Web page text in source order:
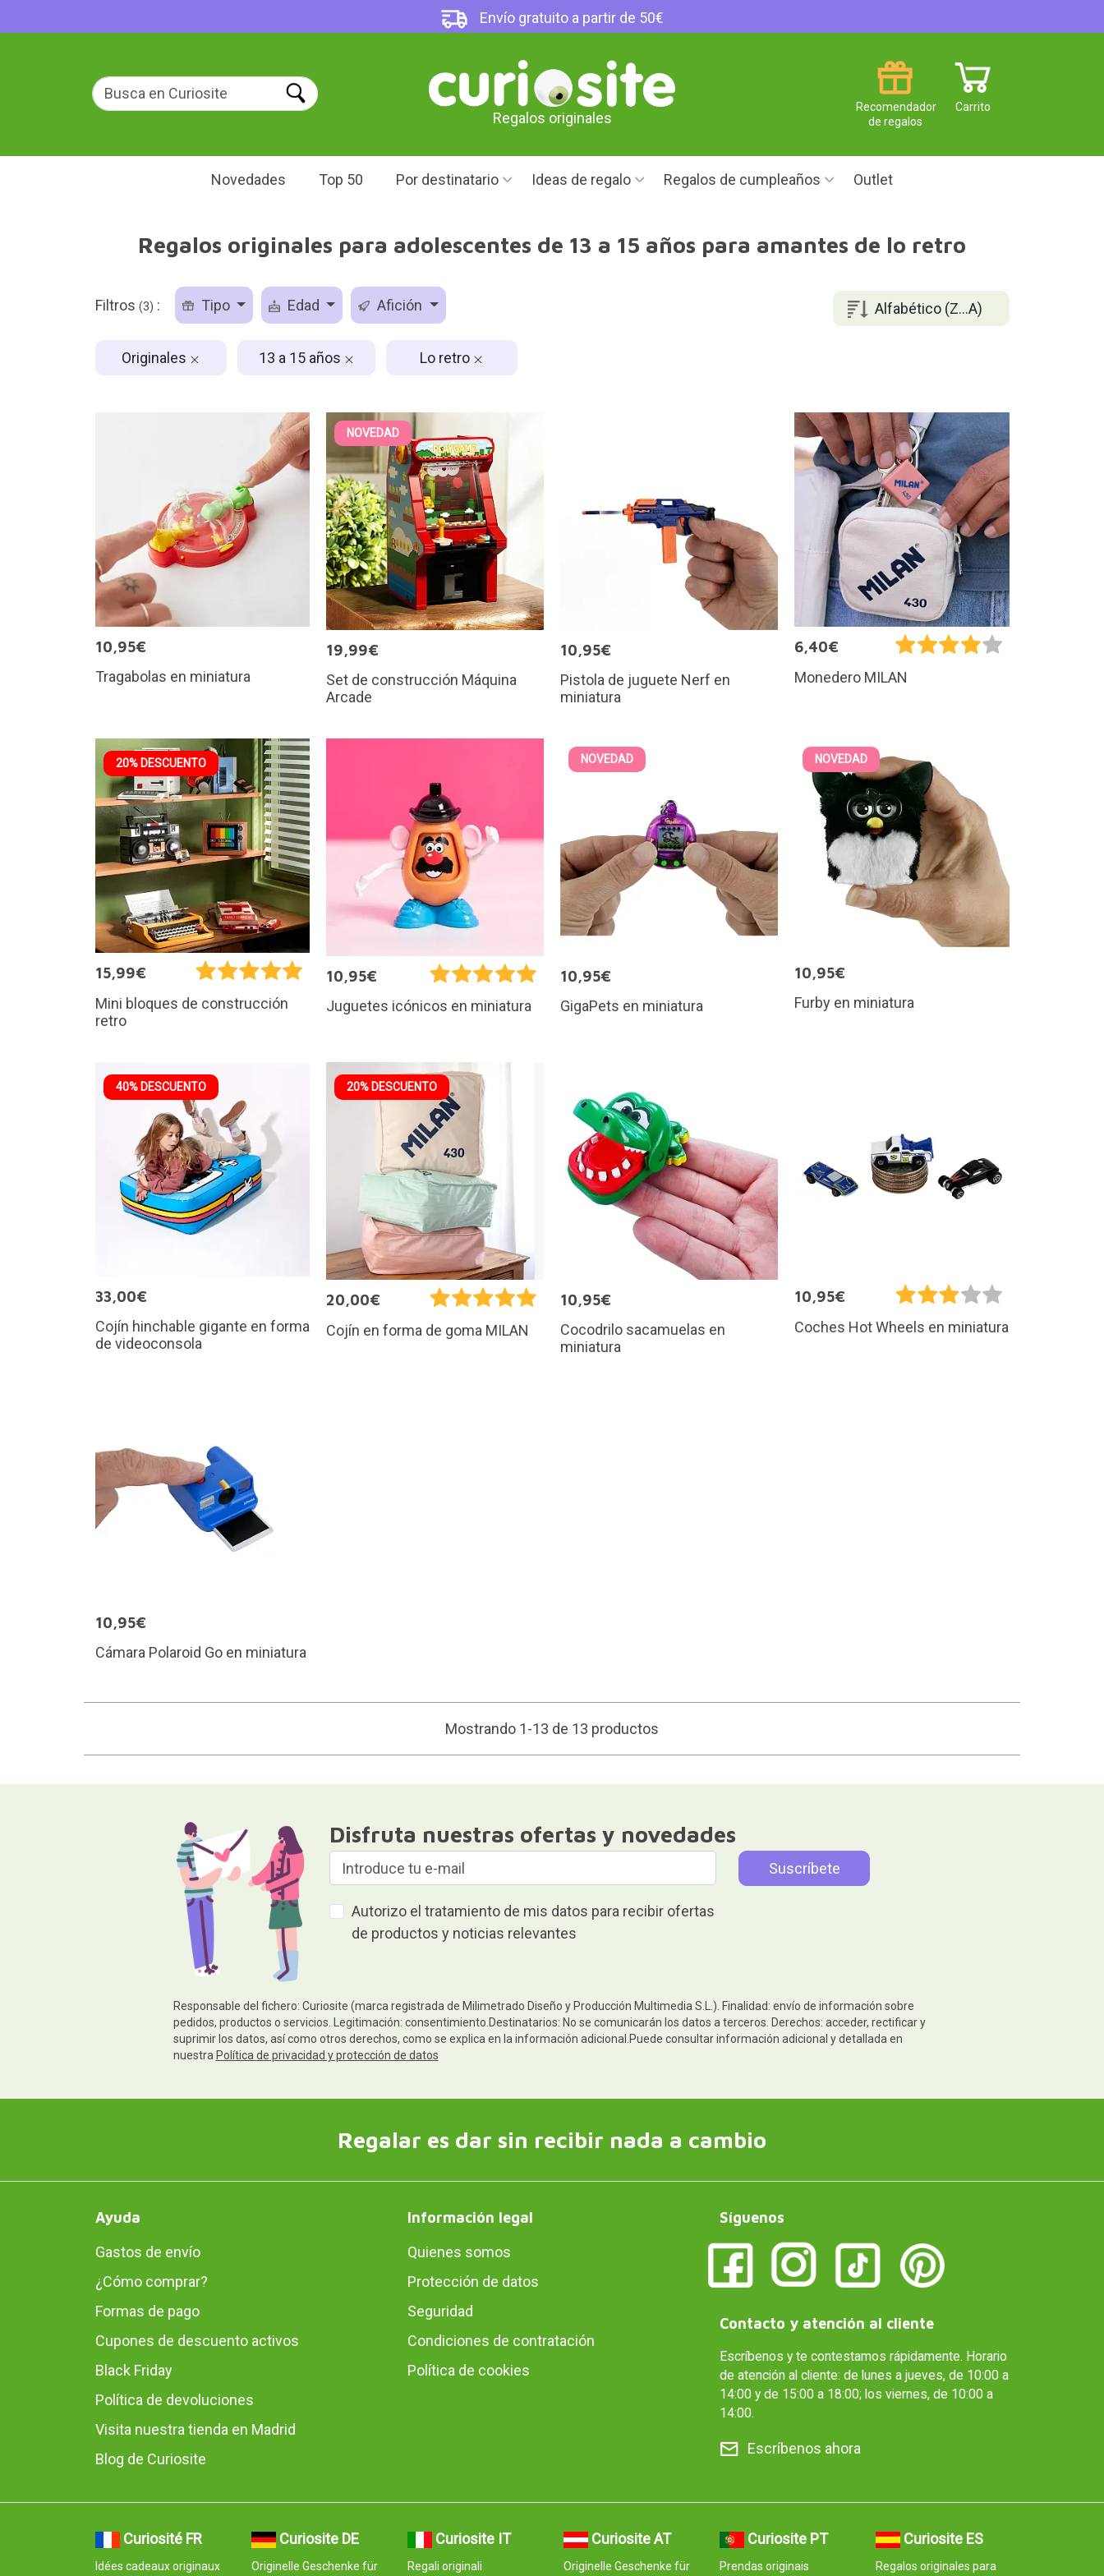
Envío gratuito a partir de 50€
Regalos originales
Carrito
Recomendador
de regalos
Novedades Top 50 Por destinatario Ideas de regalo Regalos de cumpleaños Outlet
Regalos originales para adolescentes de 13 a 15 años para amantes de lo retro
Alfabético (Z...A)
Filtros (3) : Tipo Edad Afición
Originales 13 a 15 años Lo retro
10,95€
Tragabolas en miniatura
NOVEDAD
19,99€
Set de construcción Máquina
Arcade
10,95€
Pistola de juguete Nerf en
miniatura
6,40€
Monedero MILAN
20% DESCUENTO
15,99€
Mini bloques de construcción
retro
10,95€
Juguetes icónicos en miniatura
NOVEDAD
10,95€
GigaPets en miniatura
NOVEDAD
10,95€
Furby en miniatura
40% DESCUENTO
33,00€
Cojín hinchable gigante en forma
de videoconsola
20% DESCUENTO
20,00€
Cojín en forma de goma MILAN
10,95€
Cocodrilo sacamuelas en
miniatura
10,95€
Coches Hot Wheels en miniatura
10,95€
Cámara Polaroid Go en miniatura
Mostrando 1-13 de 13 productos
Disfruta nuestras ofertas y novedades
Autorizo el tratamiento de mis datos para recibir ofertas
de productos y noticias relevantes
Responsable del fichero: Curiosite (marca registrada de Milimetrado Diseño y Producción Multimedia S.L.). Finalidad: envío de información sobre
pedidos, productos o servicios. Legitimación: consentimiento.Destinatarios: No se comunicarán los datos a terceros. Derechos: acceder, rectificar y
suprimir los datos, así como otros derechos, como se explica en la información adicional.Puede consultar información adicional y detallada en
nuestra Política de privacidad y protección de datos
Regalar es dar sin recibir nada a cambio
Ayuda
Gastos de envío
¿Cómo comprar?
Formas de pago
Cupones de descuento activos
Black Friday
Política de devoluciones
Visita nuestra tienda en Madrid
Blog de Curiosite
Información legal
Quienes somos
Protección de datos
Seguridad
Condiciones de contratación
Política de cookies
Síguenos
Contacto y atención al cliente
Escríbenos y te contestamos rápidamente. Horario
de atención al cliente: de lunes a jueves, de 10:00 a
14:00 y de 15:00 a 18:00; los viernes, de 10:00 a
14:00.
Escríbenos ahora
Curiosité FR
Idées cadeaux originaux
Curiosite DE
Originelle Geschenke für
Curiosite IT
Regali originali
Curiosite AT
Originelle Geschenke für
Curiosite PT
Prendas originais
Curiosite ES
Regalos originales para